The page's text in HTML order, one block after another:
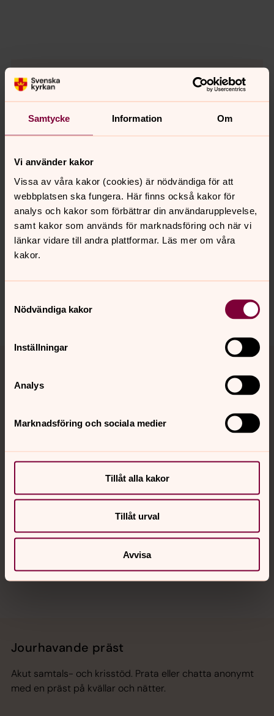
Samtycke Information Om
Vi använder kakor
Vissa av våra kakor (cookies) är nödvändiga för att
webbplatsen ska fungera. Här finns också kakor för
analys och kakor som förbättrar din användarupplevelse,
samt kakor som används för marknadsföring och när vi
länkar vidare till andra plattformar. Läs mer om våra
kakor.
Nödvändiga kakor
Inställningar
Analys
Marknadsföring och sociala medier
Tillåt alla kakor
Tillåt urval
Avvisa
Carina Einarson
Musiker, Körledare, EKERÖ PASTORAT
carina.einarson@svenskakyrkan.se
Senast ändrad 26 januari 2026
Synpunkter eller frågor på sidans
innehåll?
Tillbaka till toppen
Tillbaka till innehållet
Kalender
Hitta snabbt
Jourhavande präst
Akut samtals- och krisstöd. Prata eller chatta anonymt
med en präst på kvällar och nätter.